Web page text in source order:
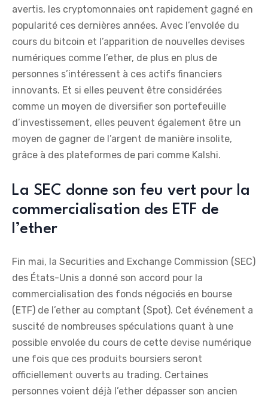
avertis, les cryptomonnaies ont rapidement gagné en
popularité ces dernières années. Avec l’envolée du
cours du bitcoin et l’apparition de nouvelles devises
numériques comme l’ether, de plus en plus de
personnes s’intéressent à ces actifs financiers
innovants. Et si elles peuvent être considérées
comme un moyen de diversifier son portefeuille
d’investissement, elles peuvent également être un
moyen de gagner de l’argent de manière insolite,
grâce à des plateformes de pari comme Kalshi.
La SEC donne son feu vert pour la
commercialisation des ETF de
l’ether
Fin mai, la Securities and Exchange Commission (SEC)
des États-Unis a donné son accord pour la
commercialisation des fonds négociés en bourse
(ETF) de l’ether au comptant (Spot). Cet événement a
suscité de nombreuses spéculations quant à une
possible envolée du cours de cette devise numérique
une fois que ces produits boursiers seront
officiellement ouverts au trading. Certaines
personnes voient déjà l’ether dépasser son ancien